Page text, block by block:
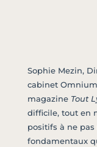
Sophie Mezin,
cabinet
magazine Tout
difficile, tout en
positifs à ne
fondamentaux